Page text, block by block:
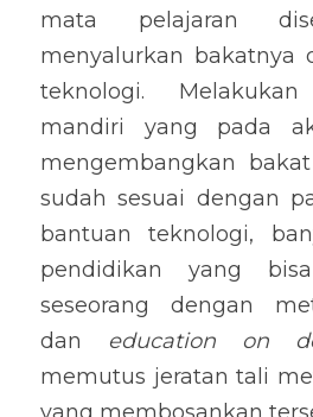
mata pelajaran
menyalurkan bakatnya
teknologi.
mandiri yang pada
mengembangkan
sudah sesuai dengan
bantuan teknologi,
pendidikan yang
seseorang dengan
dan education on
memutus jeratan tali